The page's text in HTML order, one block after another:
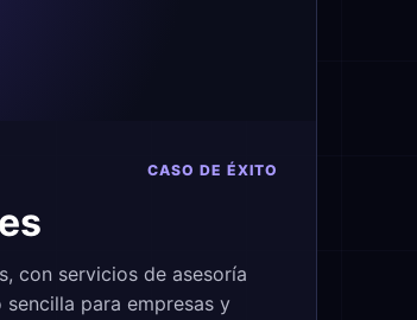
CASO DE ÉXITO
con servicios de asesoría
para empresas y